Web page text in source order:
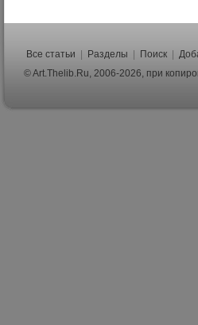
Все статьи Разделы Поиск
© Art.Thelib.Ru, 2006-2026, при